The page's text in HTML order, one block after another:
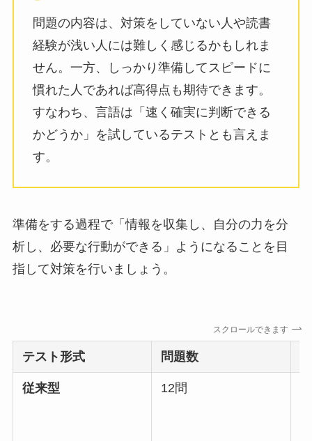
問題の内容は、対策をしていない人や読書
経験が浅い人には難しく感じるかもしれま
せん。一方、しっかり準備してスピードに
慣れた人であれば高得点も期待できます。
すなわち、言語は「速く確実に判断できる
かどうか」を試しているテストとも言えま
す。
準備をする過程で「情報を収集し、自分の力を分
析し、必要な行動ができる」ようになることを目
指して対策を行いましょう。
スクロールできます
テスト形式 問題数
従来型 12問